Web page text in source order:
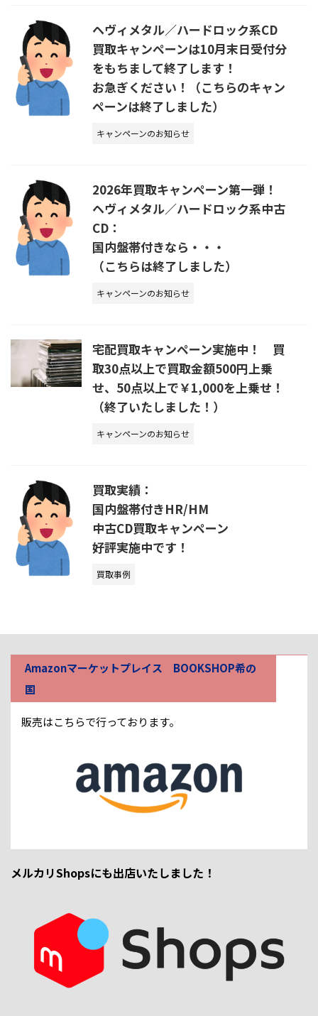
ヘヴィメタル／ハードロック系CD
買取キャンペーンは10月末日受付分
をもちまして終了します！
お急ぎください！（こちらのキャン
ペーンは終了しました）
キャンペーンのお知らせ
2026年買取キャンペーン第一弾！
ヘヴィメタル／ハードロック系中古
CD：
国内盤帯付きなら・・・
（こちらは終了しました）
キャンペーンのお知らせ
宅配買取キャンペーン実施中！ 買
取30点以上で買取金額500円上乗
せ、50点以上で￥1,000を上乗せ！
（終了いたしました！）
キャンペーンのお知らせ
買取実績：
国内盤帯付きHR/HM
中古CD買取キャンペーン
好評実施中です！
買取事例
Amazonマーケットプレイス BOOKSHOP希の
国
販売はこちらで行っております。
メルカリShopsにも出店いたしました！